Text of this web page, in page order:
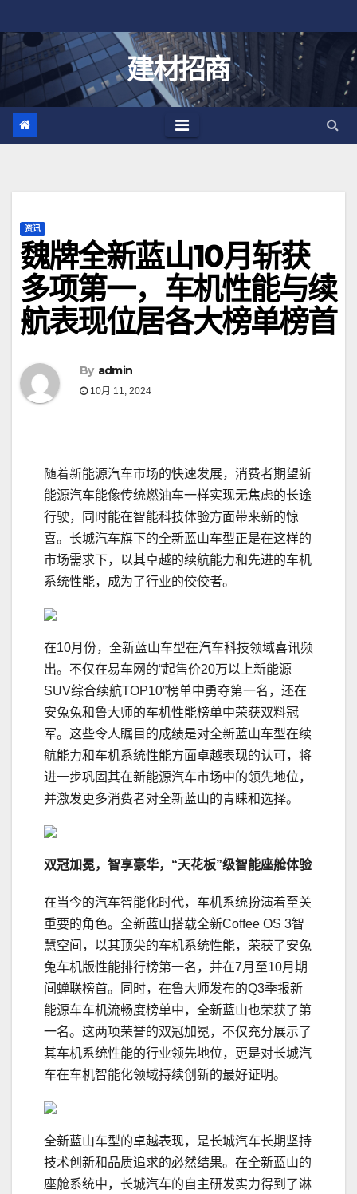
至
建材招商
资讯
魏牌全新蓝山10月斩获
多项第一，车机性能与续
航表现位居各大榜单榜首
By admin
10月 11, 2024
随着新能源汽车市场的快速发展，消费者期望新
能源汽车能像传统燃油车一样实现无焦虑的长途
行驶，同时能在智能科技体验方面带来新的惊
喜。长城汽车旗下的全新蓝山车型正是在这样的
市场需求下，以其卓越的续航能力和先进的车机
系统性能，成为了行业的佼佼者。
在10月份，全新蓝山车型在汽车科技领域喜讯频
出。不仅在易车网的“起售价20万以上新能源
SUV综合续航TOP10”榜单中勇夺第一名，还在
安兔兔和鲁大师的车机性能榜单中荣获双料冠
军。这些令人瞩目的成绩是对全新蓝山车型在续
航能力和车机系统性能方面卓越表现的认可，将
进一步巩固其在新能源汽车市场中的领先地位，
并激发更多消费者对全新蓝山的青睐和选择。
双冠加冕，智享豪华，“天花板”级智能座舱体验
在当今的汽车智能化时代，车机系统扮演着至关
重要的角色。全新蓝山搭载全新Coffee OS 3智
慧空间，以其顶尖的车机系统性能，荣获了安兔
兔车机版性能排行榜第一名，并在7月至10月期
间蝉联榜首。同时，在鲁大师发布的Q3季报新
能源车车机流畅度榜单中，全新蓝山也荣获了第
一名。这两项荣誉的双冠加冕，不仅充分展示了
其车机系统性能的行业领先地位，更是对长城汽
车在车机智能化领域持续创新的最好证明。
全新蓝山车型的卓越表现，是长城汽车长期坚持
技术创新和品质追求的必然结果。在全新蓝山的
座舱系统中，长城汽车的自主研发实力得到了淋